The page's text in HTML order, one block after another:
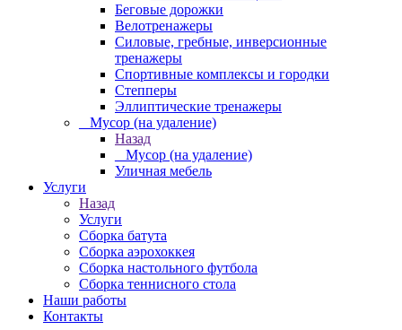
Беговые дорожки
Велотренажеры
Силовые, гребные, инверсионные
тренажеры
Спортивные комплексы и городки
Степперы
Эллиптические тренажеры
_ Мусор (на удаление)
Назад
_ Мусор (на удаление)
Уличная мебель
Услуги
Назад
Услуги
Сборка батута
Сборка аэрохоккея
Сборка настольного футбола
Сборка теннисного стола
Наши работы
Контакты